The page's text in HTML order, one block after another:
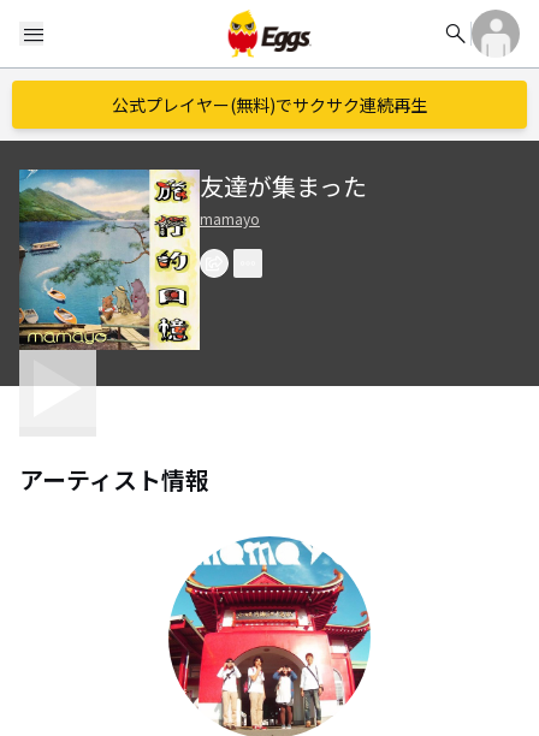
menu search
公式プレイヤー(無料)でサクサク連続再生
友達が集まった
mamayo
アーティスト情報